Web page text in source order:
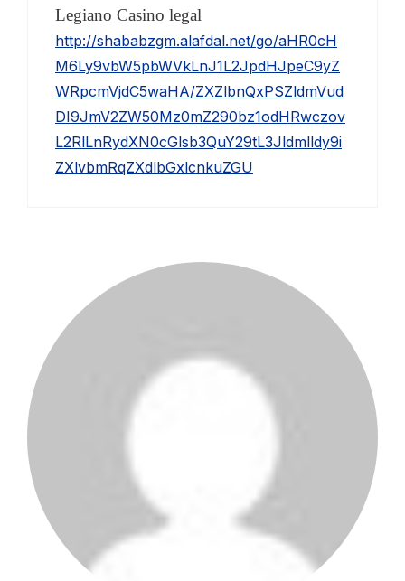
Legiano Casino legal
http://shababzgm.alafdal.net/go/aHR0cH
M6Ly9vbW5pbWVkLnJ1L2JpdHJpeC9yZ
WRpcmVjdC5waHA/ZXZlbnQxPSZldmVud
DI9JmV2ZW50Mz0mZ290bz1odHRwczov
L2RlLnRydXN0cGlsb3QuY29tL3Jldmlldy9i
ZXlvbmRqZXdlbGxlcnkuZGU